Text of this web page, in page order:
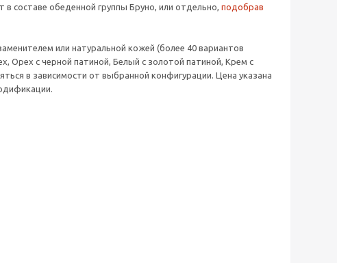
в составе обеденной группы Бруно, или отдельно, подобрав
или натуральной кожей (более 40 вариантов
Орех с черной патиной, Белый с золотой патиной, Крем с
в зависимости от выбранной конфигурации. Цена указана